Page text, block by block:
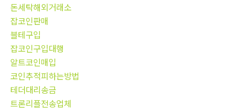
돈세탁해외거래소
잡코인판매
블테구입
잡코인구입대행
알트코인매입
코인추적피하는방법
테더대리송금
트론리플전송업체